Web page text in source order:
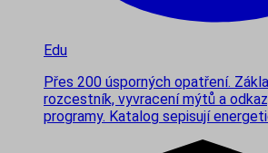
Edu
Přes 200 úsporných opatření.
rozcestník, vyvracení mýtů a
programy. Katalog sepisují